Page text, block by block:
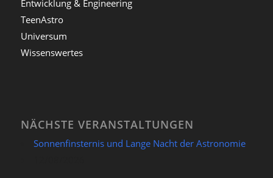
Entwicklung & Engineering
TeenAstro
Universum
Wissenswertes
NÄCHSTE VERANSTALTUNGEN
Sonnenfinsternis und Lange Nacht der Astronomie